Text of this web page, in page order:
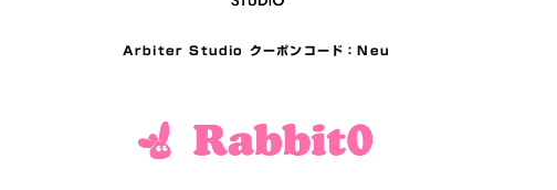
Arbiter Studio クーポンコード：Neu